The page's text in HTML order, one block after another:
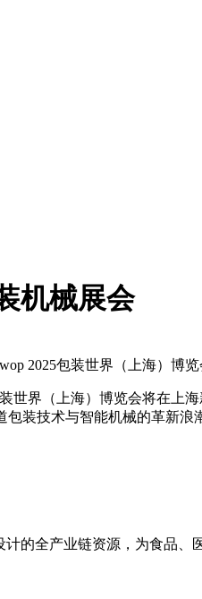
机械展会
2025包装世界（上海）博
界（上海）博览会将在上
装技术与智能机械的革新浪
的全产业链资源，为食品